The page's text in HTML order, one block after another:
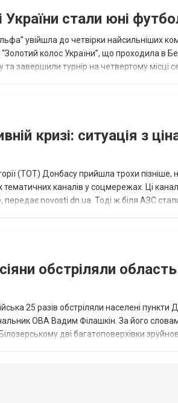
стали юні
увійшла до четвірки найсильніших
колос України”, що проходила в
завершили турнір на четвертому місці
кризі: ситуація з
(ТОТ) Донбасу прийшла трохи пізніше,
каналів у соцмережах. Ці
novosti.dn.ua. Тоді ж біля АЗС
обстріляли
25 разів обстріляли населені
ОВА Вадим Філашкін. За його
дві багатоповерхівки